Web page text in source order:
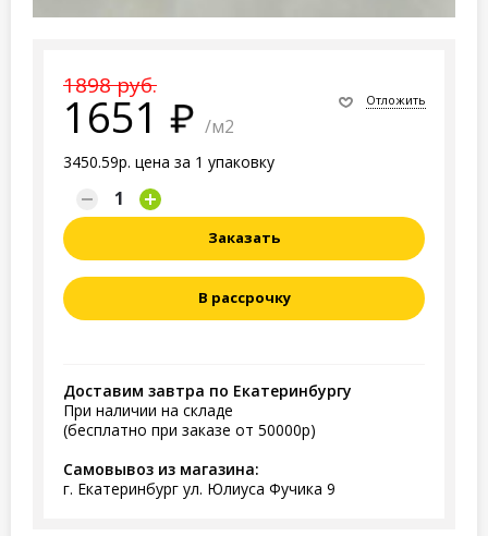
1898 руб.
1651 /м2
3450.59р. цена за 1 упаковку
Отложить
Заказать
В рассрочку
Доставим завтра по Екатеринбургу
При наличии на складе
(бесплатно при заказе от 50000р)
Самовывоз из магазина:
г. Екатеринбург ул. Юлиуса Фучика 9